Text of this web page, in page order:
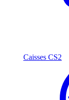
Caisses CS2